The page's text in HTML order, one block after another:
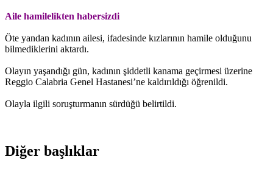
Aile hamilelikten habersizdi
Öte yandan kadının ailesi, ifadesinde kızlarının hamile olduğunu
bilmediklerini aktardı.
Olayın yaşandığı gün, kadının şiddetli kanama geçirmesi üzerine
Reggio Calabria Genel Hastanesi’ne kaldırıldığı öğrenildi.
Olayla ilgili soruşturmanın sürdüğü belirtildi.
Diğer başlıklar